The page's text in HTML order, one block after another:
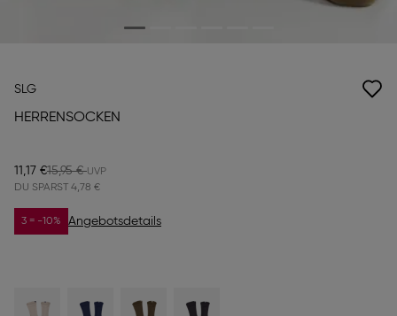
SLG
HERRENSOCKEN
11,17 €15,95 €
DU SPARST 4,78 €
3 = -10% Angebotsdetails